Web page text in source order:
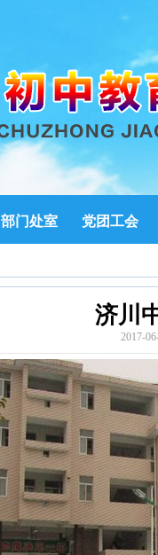
部门处室 党团工会
济川
2017-